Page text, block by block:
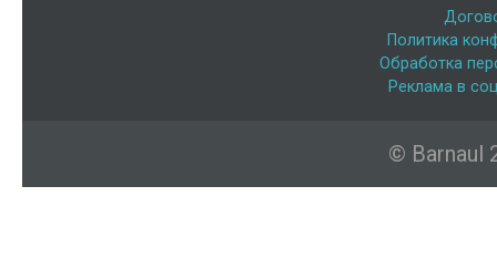
Политика
Обработка
Реклама в
© Barnaul